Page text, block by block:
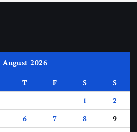
August 2026
T F S
S
1
2
6 7 8
9